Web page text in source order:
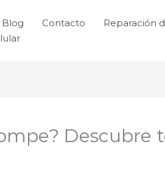
Blog Contacto
Reparación
Descubre